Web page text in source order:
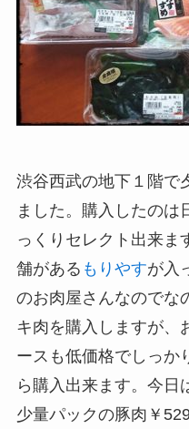
渋谷西武の地下１階で
ました。購入したのは
っくりセレクト出来ま
舗がある もりやすが入
のお肉屋さんなのでな
キ肉を購入しますが、
ースも低価格でしっか
ら購入出来ます。今日
少量パックの豚肉￥